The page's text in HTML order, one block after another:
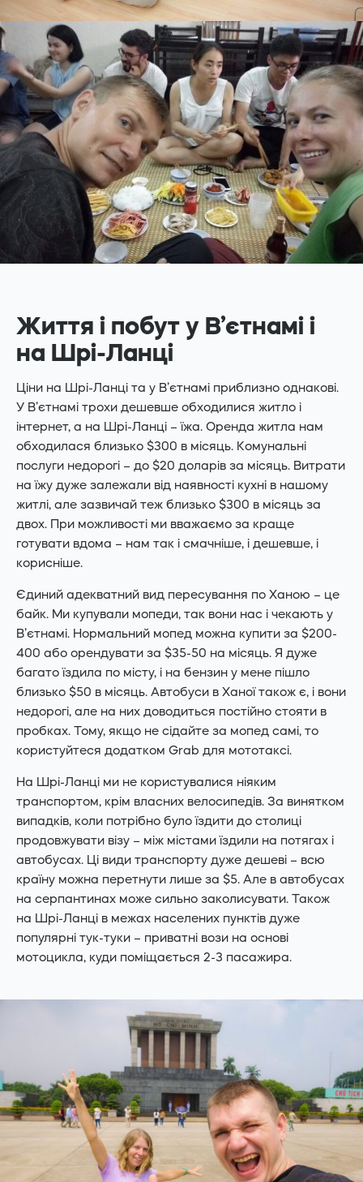
Життя і побут у В’єтнамі і
на Шрі-Ланці
Ціни на Шрі-Ланці та у В’єтнамі приблизно однакові.
У В’єтнамі трохи дешевше обходилися житло і
інтернет, а на Шрі-Ланці – їжа. Оренда житла нам
обходилася близько $300 в місяць. Комунальні
послуги недорогі – до $20 доларів за місяць. Витрати
на їжу дуже залежали від наявності кухні в нашому
житлі, але зазвичай теж близько $300 в місяць за
двох. При можливості ми вважаємо за краще
готувати вдома – нам так і смачніше, і дешевше, і
корисніше.
Єдиний адекватний вид пересування по Ханою – це
байк. Ми купували мопеди, так вони нас і чекають у
В’єтнамі. Нормальний мопед можна купити за $200-
400 або орендувати за $35-50 на місяць. Я дуже
багато їздила по місту, і на бензин у мене пішло
близько $50 в місяць. Автобуси в Ханої також є, і вони
недорогі, але на них доводиться постійно стояти в
пробках. Тому, якщо не сідайте за мопед самі, то
користуйтеся додатком Grab для мототаксі.
На Шрі-Ланці ми не користувалися ніяким
транспортом, крім власних велосипедів. За винятком
випадків, коли потрібно було їздити до столиці
продовжувати візу – між містами їздили на потягах і
автобусах. Ці види транспорту дуже дешеві – всю
країну можна перетнути лише за $5. Але в автобусах
на серпантинах може сильно заколисувати. Також
на Шрі-Ланці в межах населених пунктів дуже
популярні тук-туки – приватні вози на основі
мотоцикла, куди поміщається 2-3 пасажира.